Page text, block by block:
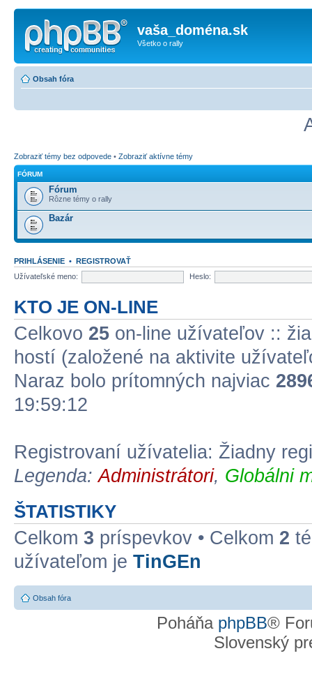
vaša_doména.sk
Všetko o rally
Obsah fóra
Zobraziť témy bez odpovede • Zobraziť aktívne témy
FÓRUM
Fórum
Rôzne témy o rally
Bazár
PRIHLÁSENIE • REGISTROVAŤ
Užívateľské meno:
Heslo:
KTO JE ON-LINE
Celkovo 25 on-line užívateľov ::
hostí (založené na aktivite
Naraz bolo prítomných najviac
19:59:12
Registrovaní užívatelia: Žiadny
Legenda:Administrátori, Globálni
ŠTATISTIKY
Celkom 3 príspevkov • Celkom 2
užívateľom je TinGEn
Obsah fóra
Poháňa phpBB®
Slovenský